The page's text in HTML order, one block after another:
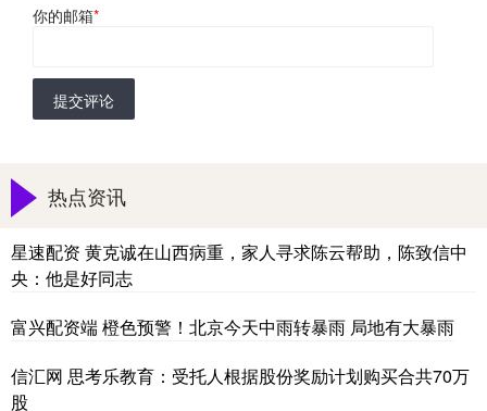
你的邮箱*
提交评论
热点资讯
星速配资 黄克诚在山西病重，家人寻求陈云帮助，陈致信中
央：他是好同志
富兴配资端 橙色预警！北京今天中雨转暴雨 局地有大暴雨
信汇网 思考乐教育：受托人根据股份奖励计划购买合共70万
股